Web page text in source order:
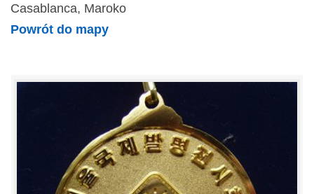
Casablanca, Maroko
Powrót do mapy